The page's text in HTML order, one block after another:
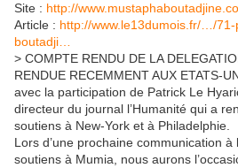
Site : http://
Article : http://www.le13dumois.fr/…/
boutadji…
> COMPTE RENDU DE LA
RENDUE RECEMMENT AUX ETATS-
avec la participation de Patrick Le
directeur du journal l’Humanité qui a
soutiens à New-York et à Philadelphie.
Lors d’une prochaine communication à
soutiens à Mumia, nous aurons